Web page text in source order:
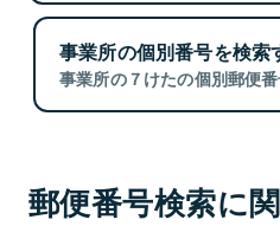
事業所の個別番号を検索
事業所の７けたの個別郵便番
郵便番号検索に